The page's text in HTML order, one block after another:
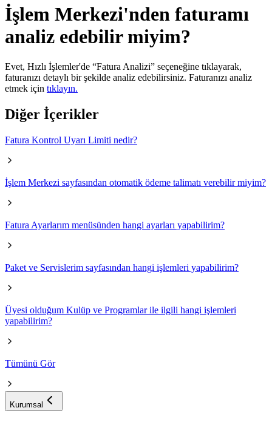
İşlem Merkezi'nden faturamı
analiz edebilir miyim?
​​Evet, Hızlı İşlemler'de “Fatura Analizi” seçeneğine tıklayarak,
faturanızı detaylı bir şekilde analiz edebilirsiniz. Faturanızı analiz
etmek için tıklayın.​​
Diğer İçerikler
Fatura Kontrol Uyarı Limiti nedir?
İşlem Merkezi sayfasından otomatik ödeme talimatı verebilir miyim?
Fatura Ayarlarım menüsünden hangi ayarları yapabilirim?
Paket ve Servislerim sayfasından hangi işlemleri yapabilirim?
Üyesi olduğum Kulüp ve Programlar ile ilgili hangi işlemleri
yapabilirim?
Tümünü Gör
Kurumsal